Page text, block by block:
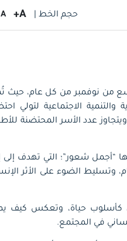
حجم الخط | A+
A
من نوفمبر من كل عام، حيث
والتنمية الاجتماعية لتولي
عدد الأسر المحتضنة
“أجمل شعور”؛ التي تهدف إلى
وتسليط الضوء على الأثر
كأسلوب حياة، وتعكس كيف
في المجتمع.